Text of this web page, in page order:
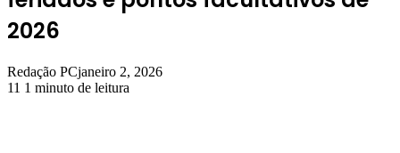
2026
Redação PCjaneiro 2, 2026
11 1 minuto de leitura